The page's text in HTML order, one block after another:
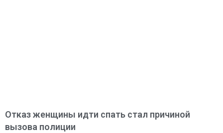
Отказ женщины идти спать стал причиной
вызова полиции